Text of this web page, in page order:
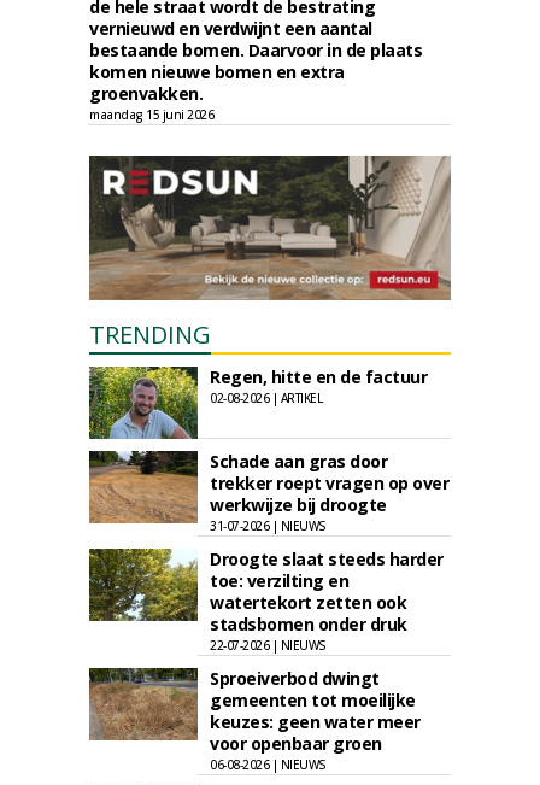
de hele straat wordt de bestrating
vernieuwd en verdwijnt een aantal
bestaande bomen. Daarvoor in de plaats
komen nieuwe bomen en extra
groenvakken.
maandag 15 juni 2026
TRENDING
Regen, hitte en de factuur
02-08-2026 | ARTIKEL
Schade aan gras door
trekker roept vragen op over
werkwijze bij droogte
31-07-2026 | NIEUWS
Droogte slaat steeds harder
toe: verzilting en
watertekort zetten ook
stadsbomen onder druk
22-07-2026 | NIEUWS
Sproeiverbod dwingt
gemeenten tot moeilijke
keuzes: geen water meer
voor openbaar groen
06-08-2026 | NIEUWS